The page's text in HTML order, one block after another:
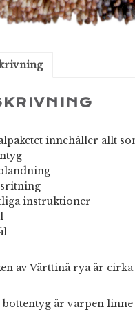
innehåller allt
instruktioner
av Värttinä rya är cirka
är varpen linne